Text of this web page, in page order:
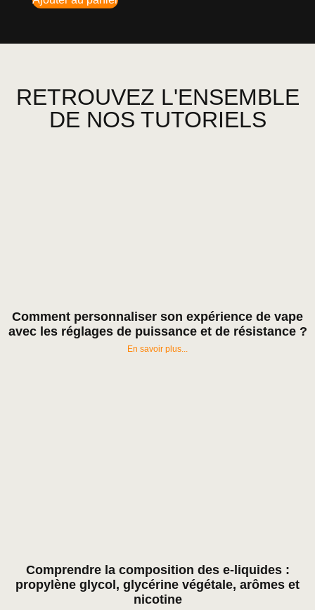
RETROUVEZ L'ENSEMBLE
DE NOS TUTORIELS
Comment personnaliser son expérience de vape
avec les réglages de puissance et de résistance ?
En savoir plus...
Comprendre la composition des e-liquides :
propylène glycol, glycérine végétale, arômes et
nicotine